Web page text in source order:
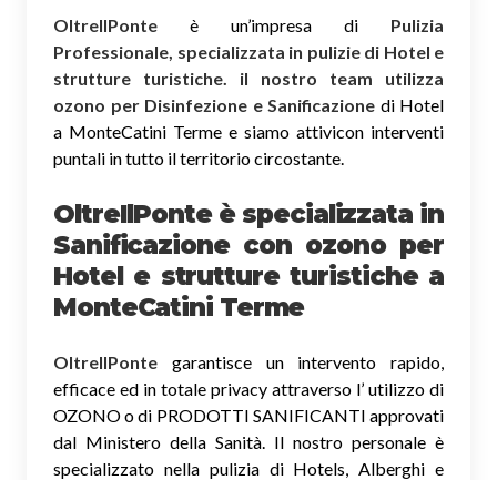
OltreIlPonte è un’impresa di Pulizia
Professionale, specializzata in pulizie di Hotel e
strutture turistiche. il nostro team utilizza
ozono per Disinfezione e Sanificazione di Hotel
a MonteCatini Terme e siamo attivicon interventi
puntali in tutto il territorio circostante.
OltreIlPonte è specializzata in
Sanificazione con ozono per
Hotel e strutture turistiche a
MonteCatini Terme
OltreIlPonte garantisce un intervento rapido,
efficace ed in totale privacy attraverso l’ utilizzo di
OZONO o di PRODOTTI SANIFICANTI approvati
dal Ministero della Sanità. Il nostro personale è
specializzato nella pulizia di Hotels, Alberghi e